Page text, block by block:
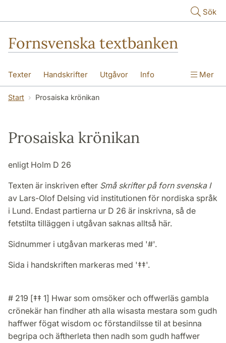
Sök
Fornsvenska textbanken
Texter Handskrifter Utgåvor Info Mer
Start Prosaiska krönikan
Prosaiska krönikan
enligt Holm D 26
Texten är inskriven efter Små skrifter på forn svenska I
av Lars-Olof Delsing vid institutionen för nordiska språk
i Lund. Endast partierna ur D 26 är inskrivna, så de
fetstilta tilläggen i utgåvan saknas alltså här.
Sidnummer i utgåvan markeras med '#'.
Sida i handskriften markeras med '‡‡'.
# 219 [‡‡ 1] Hwar som omsöker och offwerläs gambla
crönekär han findher ath alla wisasta mestara som gudh
haffwer fögat wisdom oc förstandilsse til at besinna
begripa och äftherleta then nadh som gudh haffwer